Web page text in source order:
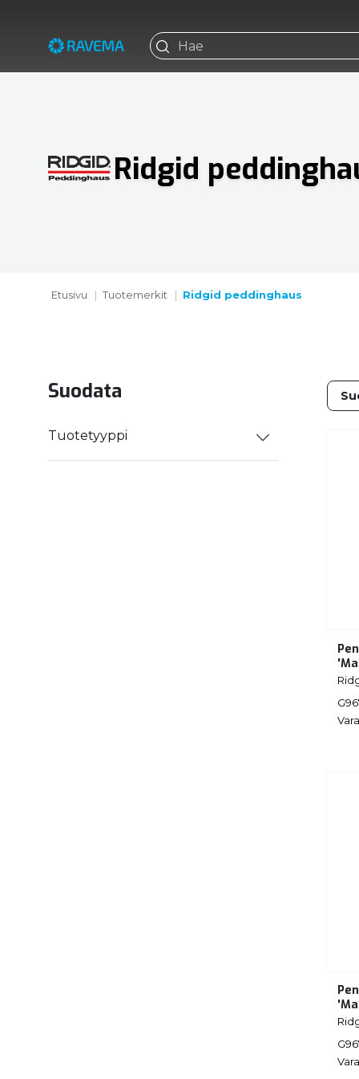
Etusivu Tuotemerkit Ridgid peddinghaus
Ridgid
Suodata
Tuotetyyppi